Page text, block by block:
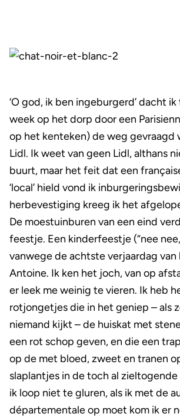
‘O god, ik ben ingeburgerd’ dacht
week op het dorp door een
op het kenteken) de weg gevraagd
Lidl. Ik weet van geen Lidl, althans
buurt, maar het feit dat een
‘local’ hield vond ik
herbevestiging kreeg ik het
De moestuinburen van een eind
feestje. Een kinderfeestje (“nee
vanwege de achtste verjaardag
Antoine. Ik ken het joch, van op
er leek me weinig te vieren. Ik heb
rotjongetjes die in het geniep – als
niemand kijkt – de huiskat met
een rot schop geven, en die een
op de met bloed, zweet en tranen
slaplantjes in de toch al
ik loop niet te gluren, als ik met de
départementale op moet kom ik er